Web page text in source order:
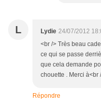
L Lydie 24/07/2012
<br /> Très beau
ce qui se passe
que cela demande
chouette . Merci à<br
Répondre